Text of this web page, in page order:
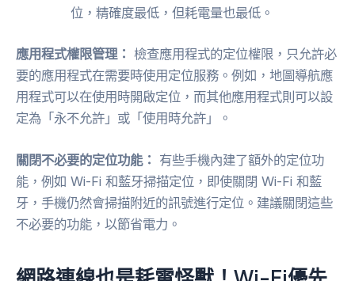
位，精確度最低，但耗電量也最低。
應用程式權限管理： 檢查應用程式的定位權限，只允許必
要的應用程式在需要時使用定位服務。例如，地圖導航應
用程式可以在使用時開啟定位，而其他應用程式則可以設
定為「永不允許」或「使用時允許」。
關閉不必要的定位功能： 有些手機內建了額外的定位功
能，例如 Wi-Fi 和藍牙掃描定位，即使關閉 Wi-Fi 和藍
牙，手機仍然會掃描附近的訊號進行定位。建議關閉這些
不必要的功能，以節省電力。